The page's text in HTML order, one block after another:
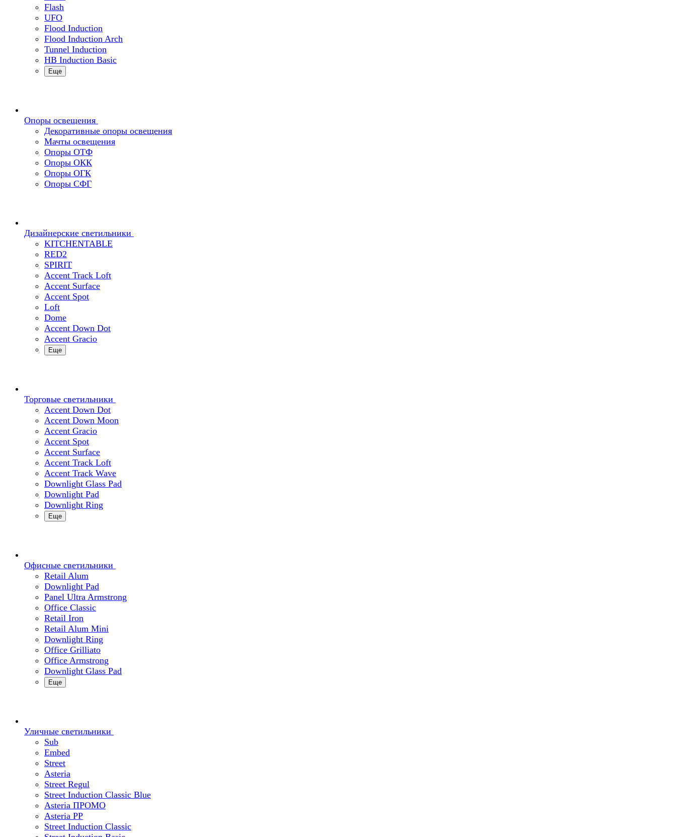
Flash
UFO
Flood Induction
Flood Induction Arch
Tunnel Induction
HB Induction Basic
Еще
Опоры освещения
Декоративные опоры освещения
Мачты освещения
Опоры ОТФ
Опоры ОКК
Опоры ОГК
Опоры СФГ
Дизайнерские светильники
KITCHENTABLE
RED2
SPIRIT
Accent Track Loft
Accent Surface
Accent Spot
Loft
Dome
Accent Down Dot
Accent Gracio
Еще
Торговые светильники
Accent Down Dot
Accent Down Moon
Accent Gracio
Accent Spot
Accent Surface
Accent Track Loft
Accent Track Wave
Downlight Glass Pad
Downlight Pad
Downlight Ring
Еще
Офисные светильники
Retail Alum
Downlight Pad
Panel Ultra Armstrong
Office Classic
Retail Iron
Retail Alum Mini
Downlight Ring
Office Grilliato
Office Armstrong
Downlight Glass Pad
Еще
Уличные светильники
Sub
Embed
Street
Asteria
Street Regul
Street Induction Classic Blue
Asteria ПРОМО
Asteria PP
Street Induction Classic